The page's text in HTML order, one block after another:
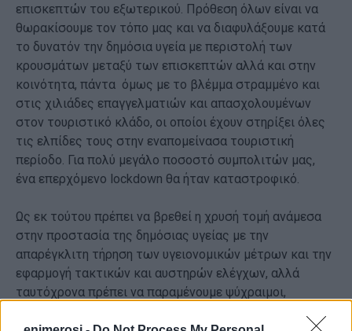
επισκεπτών του εξωτερικού. Πρόθεση όλων είναι να
θωρακίσουμε τον τόπο μας και να διαφυλάξουμε κατά
το δυνατόν την δημόσια υγεία με περιστολή των
κρουσμάτων μεταξύ των επισκεπτών αλλά και στην
κοινότητα, πάντα όμως με το βλέμμα στραμμένο και
στις χιλιάδες επαγγελματιών και απασχολουμένων
στον τουριστικό κλάδο, οι οποίοι έχουν στηρίξει όλες
τις ελπίδες τους στην εναπομείνασα τουριστική
περίοδο. Για πολύ μεγάλο ποσοστό συμπολιτών μας,
ένα επερχόμενο lockdown θα ήταν καταστροφικό.
Ως εκ τούτου πρέπει να βρεθεί η χρυσή τομή ανάμεσα
στην προστασία της δημόσιας υγείας με την
απαρέγκλιτη τήρηση των υγειονομικών μέτρων και την
εφαρμογή τακτικών και αυστηρών ελέγχων, αλλά
ταυτόχρονα πρέπει να παραμένουμε ψύχραιμοι,